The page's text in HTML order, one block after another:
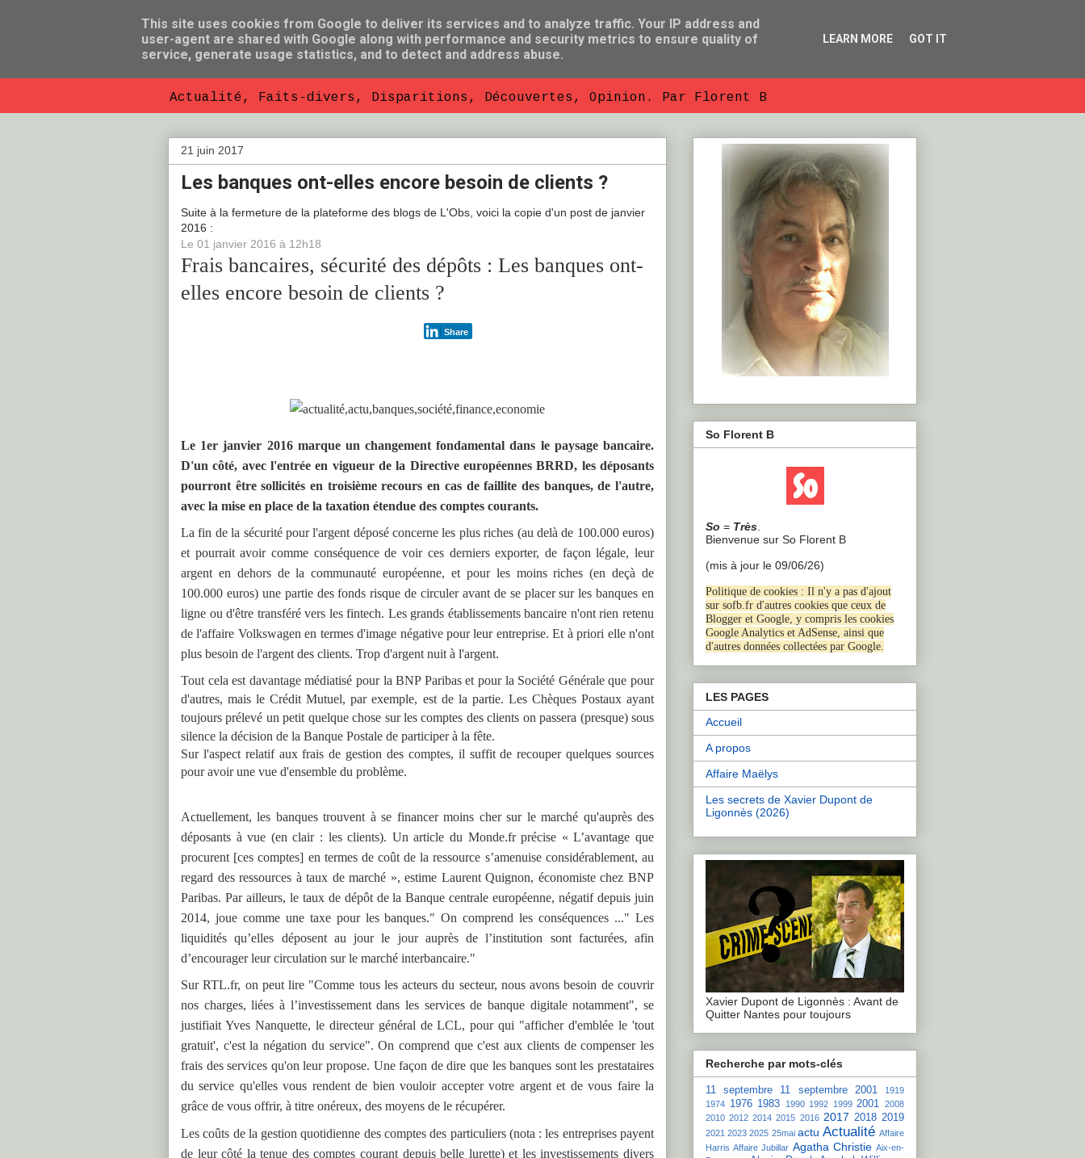
So Florent B
Actualité, Faits-divers, Disparitions, Découvertes, Opinion. Par Florent B
21 juin 2017
Les banques ont-elles encore besoin de clients ?
Suite à la fermeture de la plateforme des blogs de L'Obs, voici la copie d'un post de janvier
2016 :
Le 01 janvier 2016 à 12h18
Frais bancaires, sécurité des dépôts : Les banques ont-
elles encore besoin de clients ?
Share
Le 1er janvier 2016 marque un changement fondamental dans le paysage bancaire.
D'un côté, avec l'entrée en vigueur de la Directive européennes BRRD, les déposants
pourront être sollicités en troisième recours en cas de faillite des banques, de l'autre,
avec la mise en place de la taxation étendue des comptes courants.
La fin de la sécurité pour l'argent déposé concerne les plus riches (au delà de 100.000 euros)
et pourrait avoir comme conséquence de voir ces derniers exporter, de façon légale, leur
argent en dehors de la communauté européenne, et pour les moins riches (en deçà de
100.000 euros) une partie des fonds risque de circuler avant de se placer sur les banques en
ligne ou d'être transféré vers les fintech. Les grands établissements bancaire n'ont rien retenu
de l'affaire Volkswagen en termes d'image négative pour leur entreprise. Et à priori elle n'ont
plus besoin de l'argent des clients. Trop d'argent nuit à l'argent.
Tout cela est davantage médiatisé pour la BNP Paribas et pour la Société Générale que pour
d'autres, mais le Crédit Mutuel, par exemple, est de la partie. Les Chèques Postaux ayant
toujours prélevé un petit quelque chose sur les comptes des clients on passera (presque) sous
silence la décision de la Banque Postale de participer à la fête.
Sur l'aspect relatif aux frais de gestion des comptes, il suffit de recouper quelques sources
pour avoir une vue d'ensemble du problème.
Actuellement, les banques trouvent à se financer moins cher sur le marché qu'auprès des
déposants à vue (en clair : les clients). Un article du Monde.fr précise « L’avantage que
procurent [ces comptes] en termes de coût de la ressource s’amenuise considérablement, au
regard des ressources à taux de marché », estime Laurent Quignon, économiste chez BNP
Paribas. Par ailleurs, le taux de dépôt de la Banque centrale européenne, négatif depuis juin
2014, joue comme une taxe pour les banques." On comprend les conséquences ..." Les
liquidités qu’elles déposent au jour le jour auprès de l’institution sont facturées, afin
d’encourager leur circulation sur le marché interbancaire."
Sur RTL.fr, on peut lire "Comme tous les acteurs du secteur, nous avons besoin de couvrir
nos charges, liées à l’investissement dans les services de banque digitale notamment", se
justifiait Yves Nanquette, le directeur général de LCL, pour qui "afficher d'emblée le 'tout
gratuit', c'est la négation du service". On comprend que c'est aux clients de compenser les
frais des services qu'on leur propose. Une façon de dire que les banques sont les prestataires
du service qu'elles vous rendent de bien vouloir accepter votre argent et de vous faire la
grâce de vous offrir, à titre onéreux, des moyens de le récupérer.
Les coûts de la gestion quotidienne des comptes des particuliers (nota : les entreprises payent
de leur côté la tenue des comptes courant depuis belle lurette) et les investissements divers
So Florent B
So = Très.
Bienvenue sur So Florent B
(mis à jour le 09/06/26)
Politique de cookies : Il n'y a pas d'ajout
sur sofb.fr d'autres cookies que ceux de
Blogger et Google, y compris les cookies
Google Analytics et AdSense, ainsi que
d'autres données collectées par Google.
LES PAGES
Accueil
A propos
Affaire Maëlys
Les secrets de Xavier Dupont de
Ligonnès (2026)
Xavier Dupont de Ligonnès : Avant de
Quitter Nantes pour toujours
Recherche par mots-clés
11 septembre 11 septembre 2001
1919
1974 1976 1983 1990 1992 1999 2001 2008
2010 2012 2014 2015 2016 2017 2018 2019
2021 2023 2025 25mai actu Actualité Affaire
Harris Affaire Jubillar Agatha Christie Aix-en-
This site uses cookies from Google to deliver its services and to analyze traffic. Your IP address and
user-agent are shared with Google along with performance and security metrics to ensure quality of
service, generate usage statistics, and to detect and address abuse.
LEARN MORE GOT IT